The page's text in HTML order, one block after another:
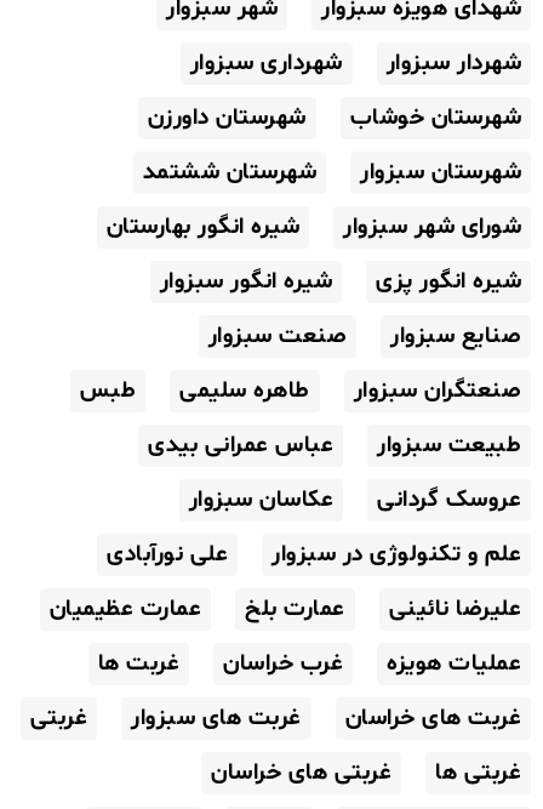
شهدای هویزه سبزوار
شهر سبزوار
شهردار سبزوار
شهرداری سبزوار
شهرستان خوشاب
شهرستان داورزن
شهرستان سبزوار
شهرستان ششتمد
شورای شهر سبزوار
شیره انگور بهارستان
شیره انگور پزی
شیره انگور سبزوار
صنایع سبزوار
صنعت سبزوار
صنعتگران سبزوار
طاهره سلیمی
طبس
طبیعت سبزوار
عباس عمرانی بیدی
عروسک گردانی
عکاسان سبزوار
علم و تکنولوژی در سبزوار
علی نورآبادی
علیرضا نائینی
عمارت بلخ
عمارت عظیمیان
عملیات هویزه
غرب خراسان
غربت ها
غربت های خراسان
غربت های سبزوار
غربتی
غربتی ها
غربتی های خراسان